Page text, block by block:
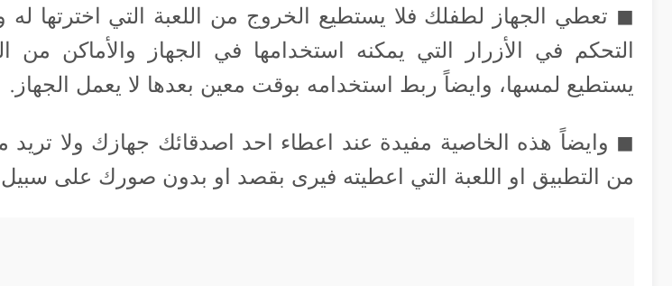
◼︎ تعطي الجهاز لطفلك فلا يستطيع الخروج من اللعبة التي اخترتها له
التحكم في الأزرار التي يمكنه استخدامها في الجهاز والأماكن من
يستطيع لمسها، وايضاً ربط استخدامه بوقت معين بعدها لا يعمل الجهاز.
◼︎ وايضاً هذه الخاصية مفيدة عند اعطاء احد اصدقائك جهازك ولا تريد
من التطبيق او اللعبة التي اعطيته فيرى بقصد او بدون صورك على سبيل